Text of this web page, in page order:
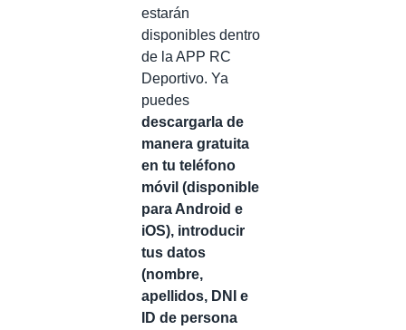
estarán
disponibles dentro
de la APP RC
Deportivo. Ya
puedes
descargarla de
manera gratuita
en tu teléfono
móvil (disponible
para Android e
iOS), introducir
tus datos
(nombre,
apellidos, DNI e
ID de persona